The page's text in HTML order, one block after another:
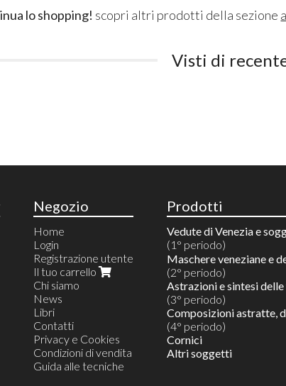
lo shopping! scopri altri prodotti della sezione
Visti di
Negozio
Home
Login
Registrazione utente
Il tuo carrello
Chi siamo
News
Libri
Contatti
Privacy e Cookies
Condizioni di vendita
Guida alle tecniche
Prodotti
Vedute di Venezia e
(1° periodo)
Riproduzioni 10 colori
Acquarelli su riproduzioni
Acquarelli su prova
Originali unici monotipi in
Maschere veneziane e
(2° periodo)
Astrazioni e sintesi
(3° periodo)
Composizioni astratte,
(4° periodo)
Cornici
Altri soggetti